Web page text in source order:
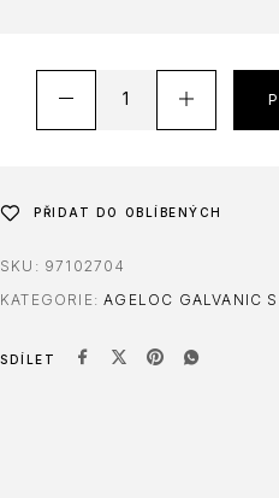
PŘIDAT DO OBLÍBENÝCH
SKU: 97102704
KATEGORIE:AGELOC GALVANIC
SDÍLET